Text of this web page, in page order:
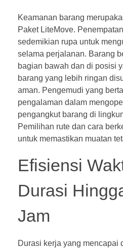
Keamanan barang
Paket LiteMove.
sedemikian rupa untuk
selama perjalanan. Barang
bagian bawah dan di posisi
barang yang lebih ringan
aman. Pengemudi yang
pengalaman dalam
pengangkut barang di
Pemilihan rute dan cara
untuk memastikan muatan
Efisiensi
Durasi
Jam
Durasi kerja yang mencapai